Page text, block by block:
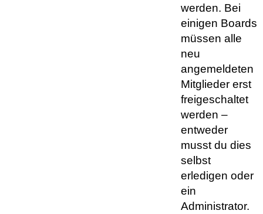
werden. Bei
einigen Boards
müssen alle
neu
angemeldeten
Mitglieder erst
freigeschaltet
werden –
entweder
musst du dies
selbst
erledigen oder
ein
Administrator.